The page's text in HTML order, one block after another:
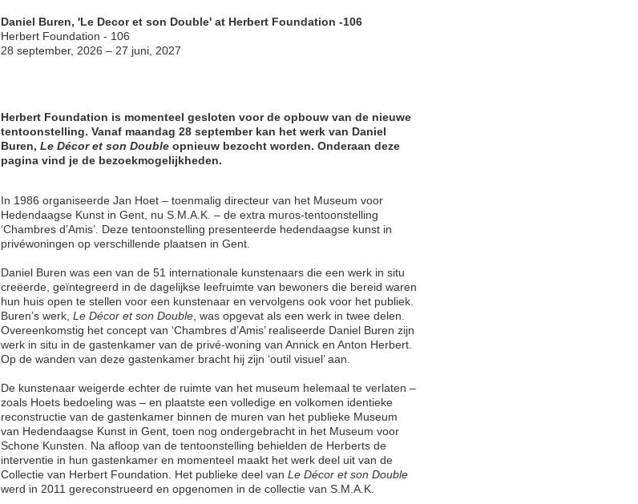
Daniel Buren, 'Le Decor et son Double' at Herbert Foundation -106
Herbert Foundation - 106
28 september, 2026 – 27 juni, 2027
Herbert Foundation is momenteel gesloten voor de opbouw van de nieuwe
tentoonstelling. Vanaf maandag 28 september kan het werk van Daniel
Buren,Le Décor et son Double opnieuw bezocht worden. Onderaan deze
pagina vind je de bezoekmogelijkheden.
In 1986 organiseerde Jan Hoet – toenmalig directeur van het Museum voor
Hedendaagse Kunst in Gent, nu S.M.A.K. – de extra muros-tentoonstelling
‘Chambres d’Amis’. Deze tentoonstelling presenteerde hedendaagse kunst in
privéwoningen op verschillende plaatsen in Gent.
Daniel Buren was een van de 51 internationale kunstenaars die een werk in situ
creëerde, geïntegreerd in de dagelijkse leefruimte van bewoners die bereid waren
hun huis open te stellen voor een kunstenaar en vervolgens ook voor het publiek.
Buren’s werk,Le Décor et son Double , was opgevat als een werk in twee delen.
Overeenkomstig het concept van ‘Chambres d’Amis’ realiseerde Daniel Buren zijn
werk in situ in de gastenkamer van de privé-woning van Annick en Anton Herbert.
Op de wanden van deze gastenkamer bracht hij zijn ‘outil visuel’ aan.
De kunstenaar weigerde echter de ruimte van het museum helemaal te verlaten –
zoals Hoets bedoeling was – en plaatste een volledige en volkomen identieke
reconstructie van de gastenkamer binnen de muren van het publieke Museum
van Hedendaagse Kunst in Gent, toen nog ondergebracht in het Museum voor
Schone Kunsten. Na afloop van de tentoonstelling behielden de Herberts de
interventie in hun gastenkamer en momenteel maakt het werk deel uit van de
Collectie van Herbert Foundation. Het publieke deel vanLe Décor et son Double
werd in 2011 gereconstrueerd en opgenomen in de collectie van S.M.A.K.